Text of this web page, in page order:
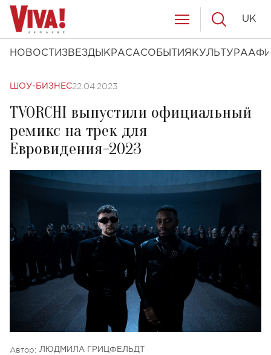
НОВОСТИ ЗВЕЗДЫ КРАСАСОБЫТИЯ КУЛЬТУРА
UK
ШОУ-БИЗНЕС22.04.2023
TVORCHI выпустили официальный
ремикс на трек для
Евровидения-2023
Автор: ЛЮДМИЛА ГРИЦФЕЛЬДТ